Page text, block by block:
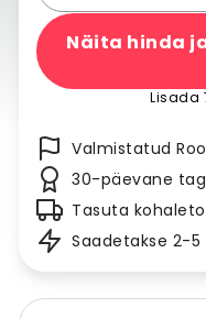
Näita hinda
Lisada
Valmistatud
30-päevane
Tasuta
Saadetakse 2-5